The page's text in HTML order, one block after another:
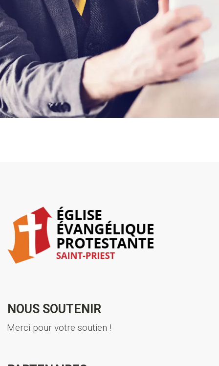
NOUS SOUTENIR
Merci pour votre soutien !